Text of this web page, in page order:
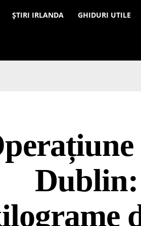
ȘTIRI IRLANDA GHIDURI UTILE
Dublin: